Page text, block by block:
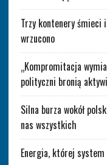
Trzy kontenery
wrzucono
„Kompromitacja
polityczni bronią
Silna burza wokół
nas wszystkich
Energia, której